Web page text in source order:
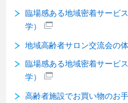
臨場感ある地域密着サービ
学）
地域高齢者サロン交流会の
臨場感ある地域密着サービ
学）
高齢者施設でお買い物のお